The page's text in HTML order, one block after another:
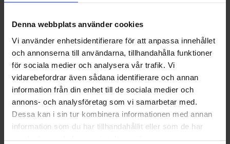
Denna webbplats använder cookies
Vi använder enhetsidentifierare för att anpassa innehållet
och annonserna till användarna, tillhandahålla funktioner
för sociala medier och analysera vår trafik. Vi
vidarebefordrar även sådana identifierare och annan
information från din enhet till de sociala medier och
annons- och analysföretag som vi samarbetar med.
Dessa kan i sin tur kombinera informationen med annan
information som du har tillhandahållit eller som de har
Fri frakt över 1500kr
Leverans inom 1-5 dagar
Beskrivning
Fråga om produkt